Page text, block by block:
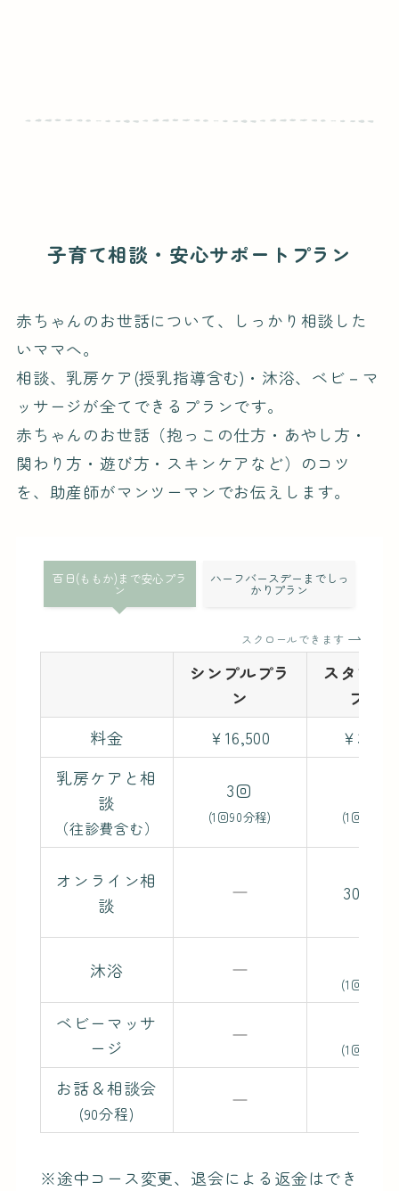
子育て相談・安心サポートプラン
赤ちゃんのお世話について、しっかり相談した
いママへ。
相談、乳房ケア(授乳指導含む)・沐浴、ベビ－マ
ッサージが全てできるプランです。
赤ちゃんのお世話（抱っこの仕方・あやし方・
関わり方・遊び方・スキンケアなど）のコツ
を、助産師がマンツーマンでお伝えします。
百日(ももか)まで安心プラ
ン
ハーフバースデーまでしっ
かりプラン
スクロールできます
シンプルプラ
ン
スタンダ
プラン
料金
￥16,500
￥
乳房ケアと相
談
（往診費含む）
3回
(1回90分程) (1回90分
オンライン相
談
30分2
沐浴
(1回30分
ベビーマッサ
ージ
(1回30分
お話＆相談会
(90分程)
※途中コース変更、退会による返金はでき